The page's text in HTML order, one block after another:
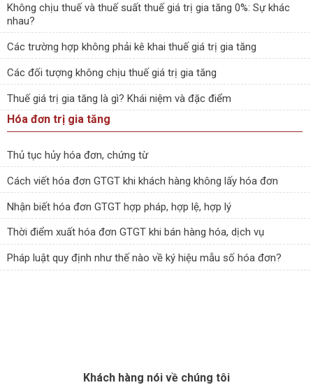
Không chịu thuế và thuế suất thuế giá trị gia tăng 0%: Sự khác
nhau?
Các trường hợp không phải kê khai thuế giá trị gia tăng
Các đối tượng không chịu thuế giá trị gia tăng
Thuế giá trị gia tăng là gì? Khái niệm và đặc điểm
Hóa đơn trị gia tăng
Thủ tục hủy hóa đơn, chứng từ
Cách viết hóa đơn GTGT khi khách hàng không lấy hóa đơn
Nhận biết hóa đơn GTGT hợp pháp, hợp lệ, hợp lý
Thời điểm xuất hóa đơn GTGT khi bán hàng hóa, dịch vụ
Pháp luật quy định như thế nào về ký hiệu mẫu số hóa đơn?
Khách hàng nói về chúng tôi